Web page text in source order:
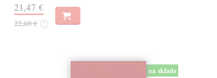
21,47 €
22,60 € ?
na sklade